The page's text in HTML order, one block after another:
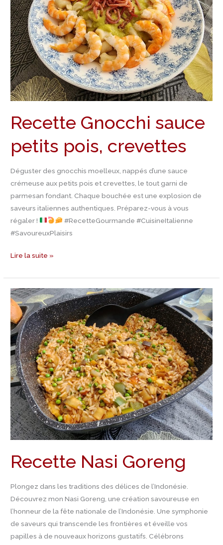
Recette Gnocchi sauce
petits pois, crevettes
Déguster des gnocchis moelleux, nappés d’une sauce
crémeuse aux petits pois et crevettes, le tout garni de
parmesan fondant. Chaque bouchée est une explosion de
saveurs italiennes authentiques. Préparez-vous à vous
régaler !
#RecetteGourmande #CuisineItalienne
#SavoureuxPlaisirs
pois,
crevettes
Lire la suite »
Recette Nasi Goreng
Plongez dans les traditions des délices de l’Indonésie.
Découvrez mon Nasi Goreng, une création savoureuse en
l’honneur de la fête nationale de l’Indonésie. Une symphonie
de saveurs qui transcende les frontières et éveille vos
papilles à de nouveaux horizons gustatifs. Célébrons
Recette
Nasi
Goreng